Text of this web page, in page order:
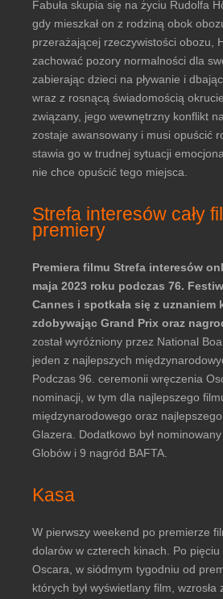
Fabuła skupia się na życiu Rudolfa
gdy mieszkał on z rodziną obok
przerażającej rzeczywistości obozu,
zachować pozory normalności dla
zabierając dzieci na pływanie i
wraz z rosnącą świadomością
związany, jego wewnętrzny konflikt
zostaje awansowany i musi opuścić
stawia go w trudnej sytuacji
nie chce opuścić tego miejsca.
Strefa interesów cały
premiery
Premiera filmu Strefa interesów
maja 2023 roku podczas 76.
Cannes i spotkała się z uznaniem
zdobywając Grand Prix oraz
został wyróżniony przez National
jeden z najlepszych
Podczas 96. ceremonii wręczenia
nominacji, w tym dla najlepszego
międzynarodowego oraz
Glazera. Dodatkowo był nominowany
Globów i 9 nagród BAFTA.
Kasa
W pierwszy weekend po premierze
dolarów w czterech kinach. Po
Oscara, w siódmym tygodniu od
których był wyświetlany film,